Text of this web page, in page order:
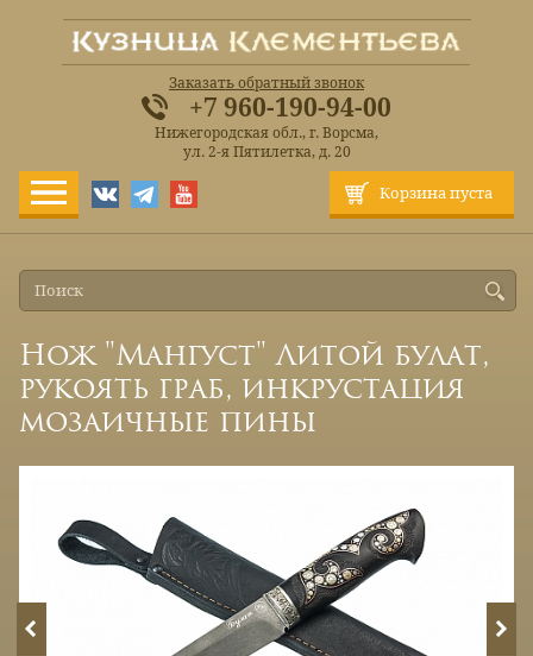
Корзина пуста
Заказать обратный звонок
+7 960-190-94-00
Нижегородская обл., г. Ворсма,
ул. 2-я Пятилетка, д. 20
Нож "Мангуст" Литой булат,
рукоять граб, инкрустация
мозаичные пины